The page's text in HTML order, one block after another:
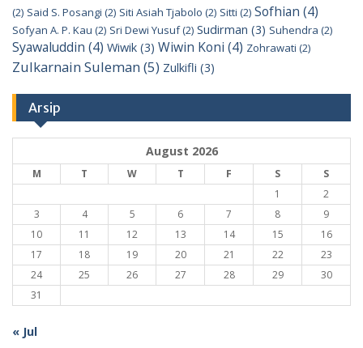
(2) Said S. Posangi (2) Siti Asiah Tjabolo (2) Sitti (2) Sofhian (4)
Sofyan A. P. Kau (2) Sri Dewi Yusuf(2) Sudirman (3) Suhendra (2)
Syawaluddin (4) Wiwik (3) Wiwin Koni (4) Zohrawati (2)
Zulkarnain Suleman(5) Zulkifli (3)
Arsip
August 2026
M T W T F S
S
1
2
3
4 5 6 7 8
9
10
11 12 13 14 15
16
17
18 19 20 21 22
23
24
25 26 27 28 29
30
31
« Jul